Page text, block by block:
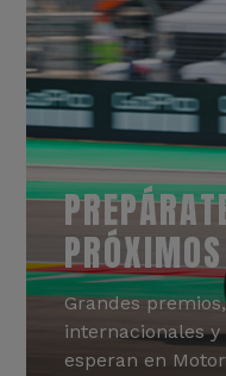
Grandes
internacionales
esperan en